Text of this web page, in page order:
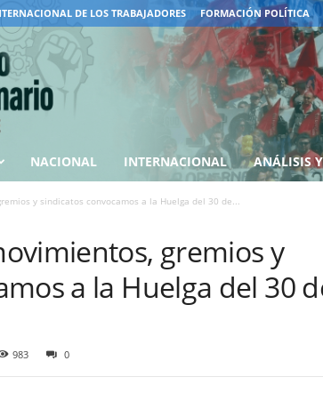
DE LOS TRABAJADORES FORMACIÓN POLÍTICA
NACIONAL INTERNACIONAL ANÁLISIS
y sindicatos convocamos a la Huelga del 30 de...
gremios y
a la Huelga del 30
983 0